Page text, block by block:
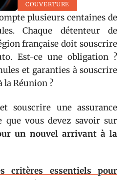
COUVERTURE
plusieurs centaines de
Chaque détenteur de
française doit souscrire
Est-ce une obligation ?
et garanties à souscrire
la Réunion ?
souscrire une assurance
vous devez savoir sur
un nouvel arrivant à la
critères essentiels pour